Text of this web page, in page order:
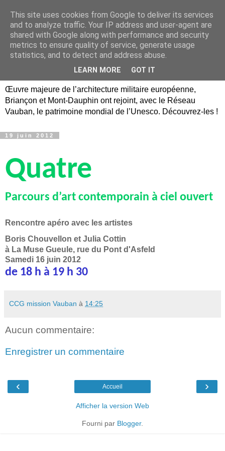
Briançon, Mont-Dauphin,
Vauban Unesco Hautes-
Œuvre majeure de l’architecture militaire européenne,
Briançon et Mont-Dauphin ont rejoint, avec le Réseau
Vauban, le patrimoine mondial de l’Unesco. Découvrez-les !
19 juin 2012
Quatre
Parcours d’art contemporain à ciel ouvert
Rencontre apéro avec les artistes
Boris Chouvellon et Julia Cottin
à La Muse Gueule, rue du Pont d'Asfeld
Samedi 16 juin 2012
de 18 h à 19 h 30
CCG mission Vauban à 14:25
Aucun commentaire:
Enregistrer un commentaire
‹ ›
Accueil
Afficher la version Web
Fourni par Blogger.
This site uses cookies from Google to deliver its services
and to analyze traffic. Your IP address and user-agent are
shared with Google along with performance and security
metrics to ensure quality of service, generate usage
statistics, and to detect and address abuse.
LEARN MORE GOT IT